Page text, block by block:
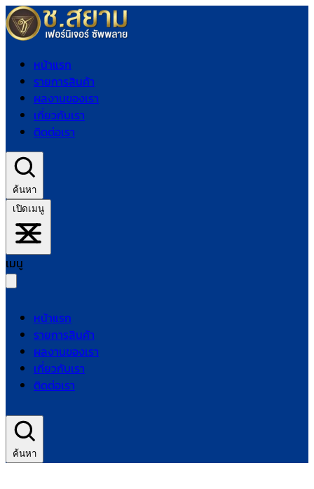
หน้าแรก
รายการสินค้า
ผลงานของเรา
เกี่ยวกับเรา
ติดต่อเรา
ค้นหา
เปิดเมนู
เมนู
หน้าแรก
รายการสินค้า
ผลงานของเรา
เกี่ยวกับเรา
ติดต่อเรา
ค้นหา